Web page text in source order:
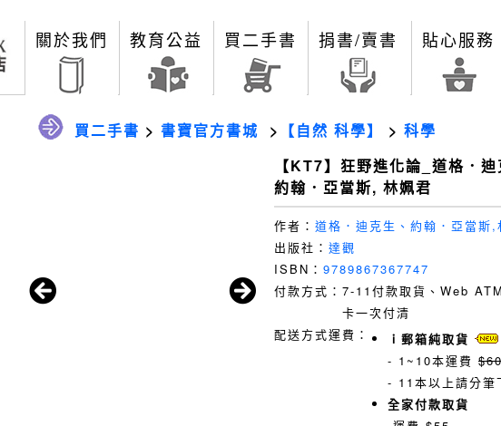
關於我們 教育公益 買二手書 捐書/賣書 貼心服務
買二手書 > 書寶官方書城 > 【自然 科學】 > 科學
【KT7】狂野進化論_道格．
約翰．亞當斯, 林姵君
作者： 道格．迪克生、約翰．亞當斯,
出版社： 達觀
ISBN： 9789867367747
付款方式： 7-11付款取貨、Web
卡一次付清
配送方式運費：
ｉ郵箱純取貨
- 1~10本運費
- 11本以上請分筆
全家付款取貨